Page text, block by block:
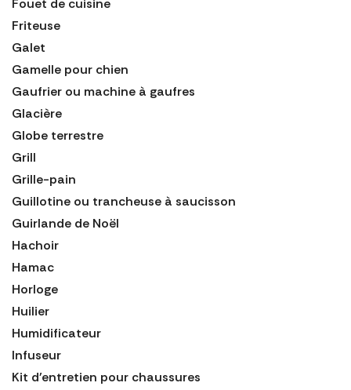
Fouet de cuisine
Friteuse
Galet
Gamelle pour chien
Gaufrier ou machine à gaufres
Glacière
Globe terrestre
Grill
Grille-pain
Guillotine ou trancheuse à saucisson
Guirlande de Noël
Hachoir
Hamac
Horloge
Huilier
Humidificateur
Infuseur
Kit d'entretien pour chaussures